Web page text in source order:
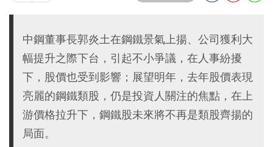
中鋼董事長郭炎土在鋼鐵景氣上揚、公司獲利大
幅提升之際下台，引起不小爭議，在人事紛擾
下，股價也受到影響；展望明年，去年股價表現
亮麗的鋼鐵類股，仍是投資人關注的焦點，在上
游價格拉升下，鋼鐵股未來將不再是類股齊揚的
局面。